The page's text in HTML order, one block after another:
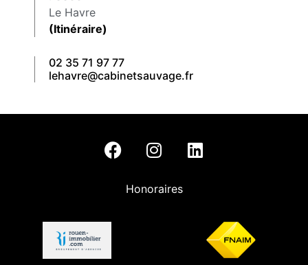
Le Havre
(Itinéraire)
02 35 71 97 77
lehavre@cabinetsauvage.fr
Honoraires